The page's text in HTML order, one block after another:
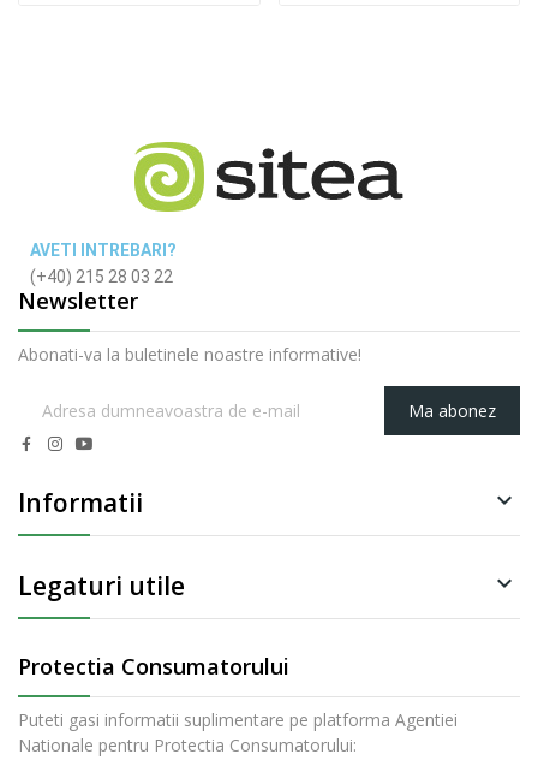
AVETI INTREBARI?
(+40) 215 28 03 22
Newsletter
Abonati-va la buletinele noastre informative!
Ma abonez
Informatii 
Legaturi utile 
Protectia Consumatorului
Puteti gasi informatii suplimentare pe platforma Agentiei
Nationale pentru Protectia Consumatorului: